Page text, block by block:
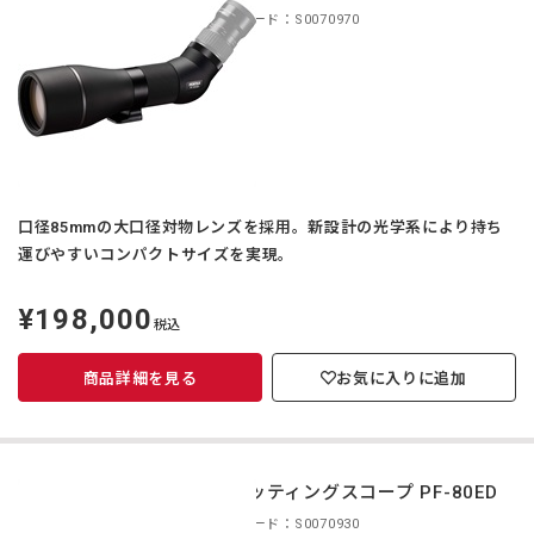
商品コード：S0070970
口径85mmの大口径対物レンズを採用。新設計の光学系により持ち
運びやすいコンパクトサイズを実現。
定
価
¥198,000 税込
商品詳細を見る お気に入りに追加
スポッティングスコープ PF-80ED
商品コード：S0070930